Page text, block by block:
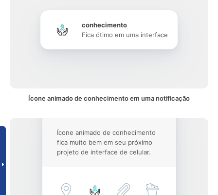
conhecimento
Fica ótimo em uma interface
Ícone animado de conhecimento em uma notificação
Ícone animado de conhecimento
fica muito bem em seu próximo
projeto de interface de celular.